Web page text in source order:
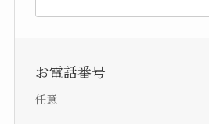
お電話番号
任意